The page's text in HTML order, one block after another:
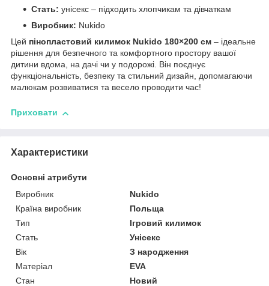
Стать: унісекс – підходить хлопчикам та дівчаткам
Виробник: Nukido
Цей пінопластовий килимок Nukido 180×200 см – ідеальне
рішення для безпечного та комфортного простору вашої
дитини вдома, на дачі чи у подорожі. Він поєднує
функціональність, безпеку та стильний дизайн, допомагаючи
малюкам розвиватися та весело проводити час!
Приховати
Характеристики
Основні атрибути
Виробник
Nukido
Країна виробник
Польща
Тип
Ігровий килимок
Стать
Унісекс
Вік
З народження
Матеріал
EVA
Стан
Новий